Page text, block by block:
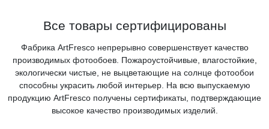
Все товары сертифицированы
Фабрика ArtFresco непрерывно совершенствует качество
производимых фотообоев. Пожароустойчивые, влагостойкие,
экологически чистые, не выцветающие на солнце фотообои
способны украсить любой интерьер. На всю выпускаемую
продукцию ArtFresco получены сертификаты, подтверждающие
высокое качество производимых изделий.